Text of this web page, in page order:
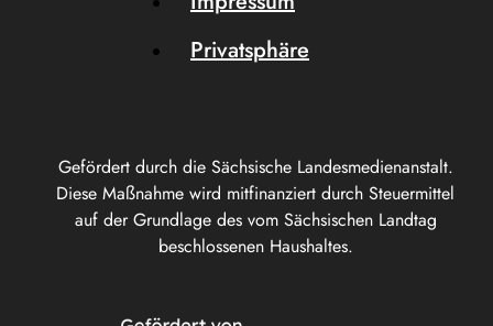
Gefördert durch die Sächsische Landesmedienanstalt.
Diese Maßnahme wird mitfinanziert durch Steuermittel
auf der Grundlage des vom Sächsischen Landtag
beschlossenen Haushaltes.
Privatsphäre